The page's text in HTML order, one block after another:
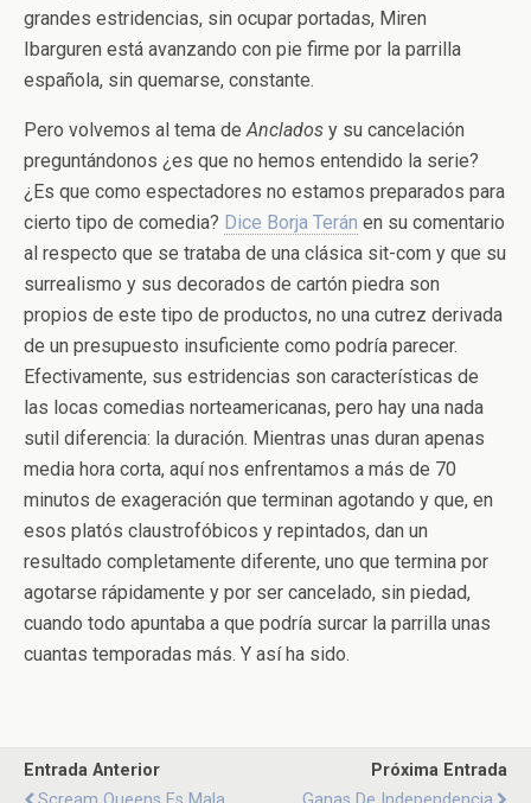
grandes estridencias, sin ocupar portadas, Miren
Ibarguren está avanzando con pie firme por la parrilla
española, sin quemarse, constante.
Pero volvemos al tema de Anclados y su cancelación
preguntándonos ¿es que no hemos entendido la serie?
¿Es que como espectadores no estamos preparados para
cierto tipo de comedia? Dice Borja Terán en su comentario
al respecto que se trataba de una clásica sit-com y que su
surrealismo y sus decorados de cartón piedra son
propios de este tipo de productos, no una cutrez derivada
de un presupuesto insuficiente como podría parecer.
Efectivamente, sus estridencias son características de
las locas comedias norteamericanas, pero hay una nada
sutil diferencia: la duración. Mientras unas duran apenas
media hora corta, aquí nos enfrentamos a más de 70
minutos de exageración que terminan agotando y que, en
esos platós claustrofóbicos y repintados, dan un
resultado completamente diferente, uno que termina por
agotarse rápidamente y por ser cancelado, sin piedad,
cuando todo apuntaba a que podría surcar la parrilla unas
cuantas temporadas más. Y así ha sido.
Entrada Anterior
Próxima Entrada